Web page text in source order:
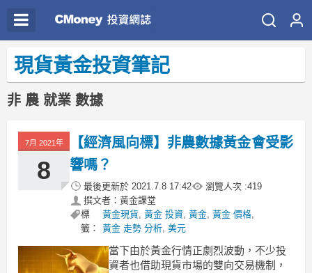
現貨黃金投資筆記
非 農 就業 數據
7月 2021年
8
【經濟風向標】非農數據黃金會受影
響嗎？
最後更新於 2021.7.8 17:42 瀏覽人次 :419
撰文者：黃金課堂
標
籤：
黃金現貨,黃金 投資,黃金,黃金 價格,
黃金 走勢 分析,美元
當下由於黃金行情正劇烈波動，不少投
資者也借助現貨市場的雙向交易機制，